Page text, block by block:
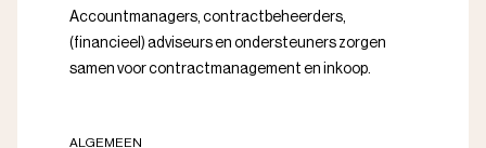
Accountmanagers, contractbeheerders,
(financieel) adviseurs en ondersteuners zorgen
samen voor contractmanagement en inkoop.
ALGEMEEN